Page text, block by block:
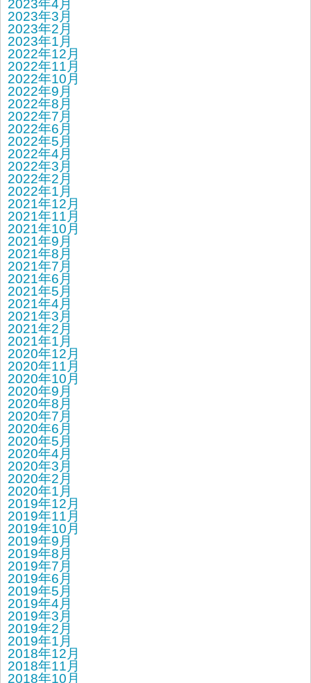
2023年4月
2023年3月
2023年2月
2023年1月
2022年12月
2022年11月
2022年10月
2022年9月
2022年8月
2022年7月
2022年6月
2022年5月
2022年4月
2022年3月
2022年2月
2022年1月
2021年12月
2021年11月
2021年10月
2021年9月
2021年8月
2021年7月
2021年6月
2021年5月
2021年4月
2021年3月
2021年2月
2021年1月
2020年12月
2020年11月
2020年10月
2020年9月
2020年8月
2020年7月
2020年6月
2020年5月
2020年4月
2020年3月
2020年2月
2020年1月
2019年12月
2019年11月
2019年10月
2019年9月
2019年8月
2019年7月
2019年6月
2019年5月
2019年4月
2019年3月
2019年2月
2019年1月
2018年12月
2018年11月
2018年10月